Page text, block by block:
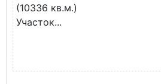
(10336 кв.м.)
Участок...